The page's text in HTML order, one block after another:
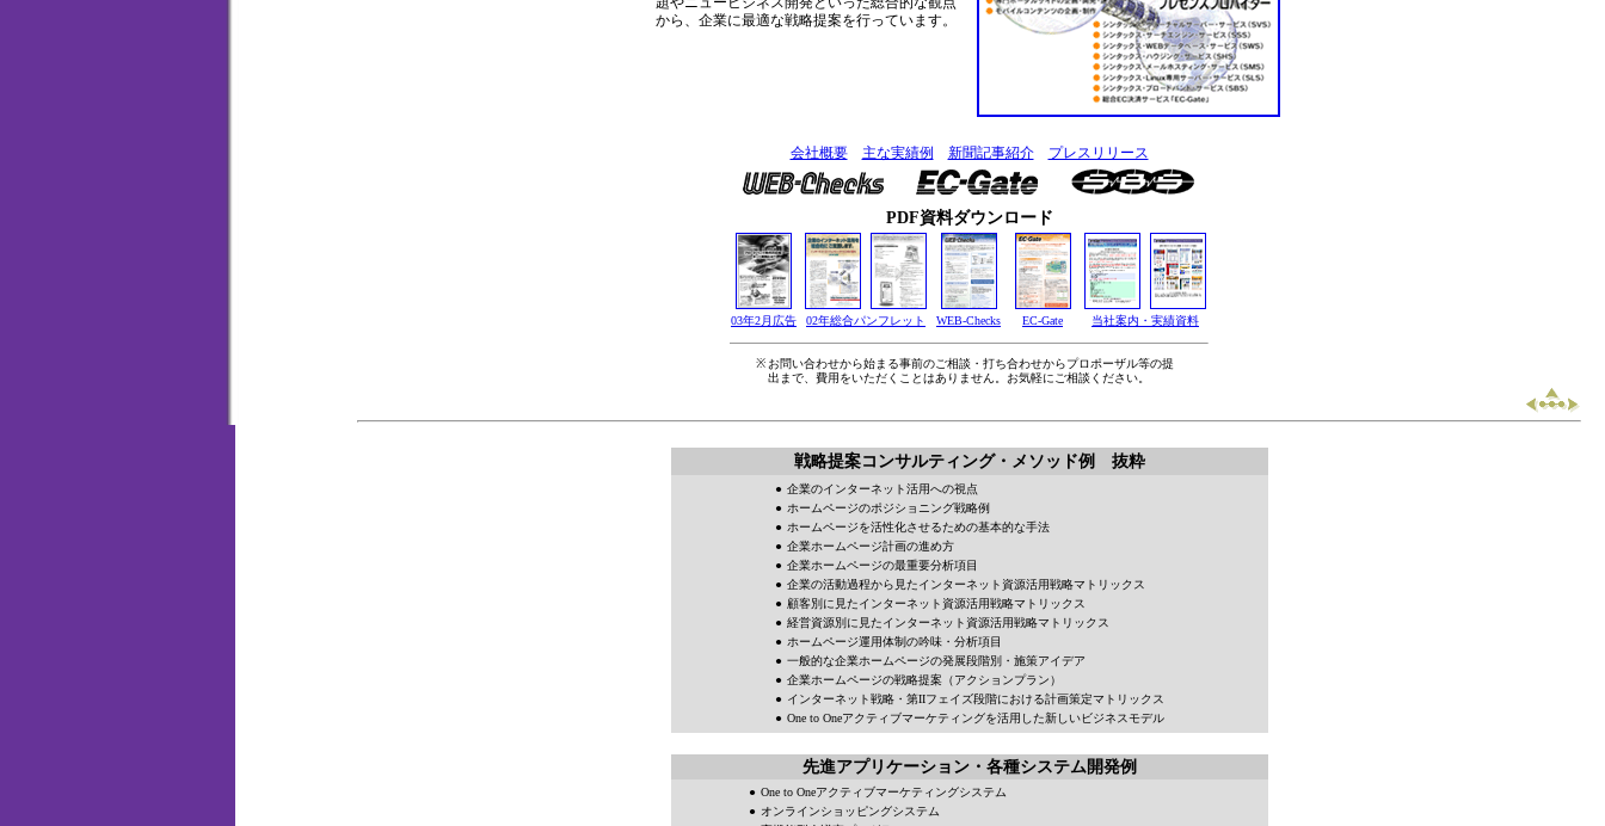
から、企業に最適な戦略提案を行っています。
会社概要 主な実績例 新聞記事紹介 プレスリリース
PDF資料ダウンロード
03年2月広告 02年総合パンフレット WEB-Checks EC-Gate 当社案内・実績資料
※ お問い合わせから始まる事前のご相談・打ち合わせからプロポーザル等の提
出まで、費用をいただくことはありません。お気軽にご相談ください。
戦略提案コンサルティング・メソッド例 抜粋
● 企業のインターネット活用への視点
● ホームページのポジショニング戦略例
● ホームページを活性化させるための基本的な手法
● 企業ホームページ計画の進め方
● 企業ホームページの最重要分析項目
● 企業の活動過程から見たインターネット資源活用戦略マトリックス
● 顧客別に見たインターネット資源活用戦略マトリックス
● 経営資源別に見たインターネット資源活用戦略マトリックス
● ホームページ運用体制の吟味・分析項目
● 一般的な企業ホームページの発展段階別・施策アイデア
● 企業ホームページの戦略提案（アクションプラン）
● インターネット戦略・第IIフェイズ段階における計画策定マトリックス
● One to Oneアクティブマーケティングを活用した新しいビジネスモデル
先進アプリケーション・各種システム開発例
● One to Oneアクティブマーケティングシステム
● オンラインショッピングシステム